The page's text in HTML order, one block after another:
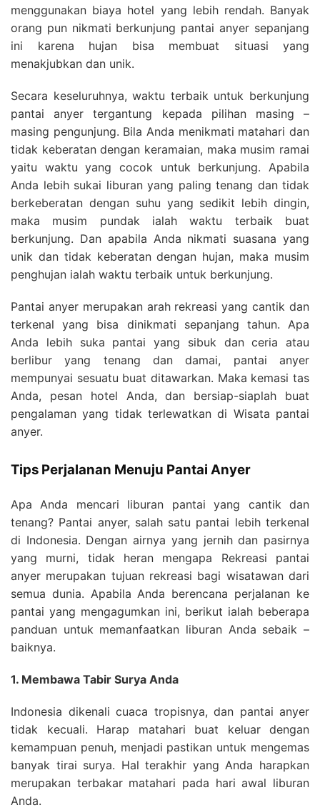
menggunakan biaya hotel yang lebih rendah. Banyak
orang pun nikmati berkunjung pantai anyer sepanjang
ini karena hujan bisa membuat situasi yang
menakjubkan dan unik.
Secara keseluruhnya, waktu terbaik untuk berkunjung
pantai anyer tergantung kepada pilihan masing –
masing pengunjung. Bila Anda menikmati matahari dan
tidak keberatan dengan keramaian, maka musim ramai
yaitu waktu yang cocok untuk berkunjung. Apabila
Anda lebih sukai liburan yang paling tenang dan tidak
berkeberatan dengan suhu yang sedikit lebih dingin,
maka musim pundak ialah waktu terbaik buat
berkunjung. Dan apabila Anda nikmati suasana yang
unik dan tidak keberatan dengan hujan, maka musim
penghujan ialah waktu terbaik untuk berkunjung.
Pantai anyer merupakan arah rekreasi yang cantik dan
terkenal yang bisa dinikmati sepanjang tahun. Apa
Anda lebih suka pantai yang sibuk dan ceria atau
berlibur yang tenang dan damai, pantai anyer
mempunyai sesuatu buat ditawarkan. Maka kemasi tas
Anda, pesan hotel Anda, dan bersiap-siaplah buat
pengalaman yang tidak terlewatkan di Wisata pantai
anyer.
Tips Perjalanan Menuju Pantai Anyer
Apa Anda mencari liburan pantai yang cantik dan
tenang? Pantai anyer, salah satu pantai lebih terkenal
di Indonesia. Dengan airnya yang jernih dan pasirnya
yang murni, tidak heran mengapa Rekreasi pantai
anyer merupakan tujuan rekreasi bagi wisatawan dari
semua dunia. Apabila Anda berencana perjalanan ke
pantai yang mengagumkan ini, berikut ialah beberapa
panduan untuk memanfaatkan liburan Anda sebaik –
baiknya.
1. Membawa Tabir Surya Anda
Indonesia dikenali cuaca tropisnya, dan pantai anyer
tidak kecuali. Harap matahari buat keluar dengan
kemampuan penuh, menjadi pastikan untuk mengemas
banyak tirai surya. Hal terakhir yang Anda harapkan
merupakan terbakar matahari pada hari awal liburan
Anda.